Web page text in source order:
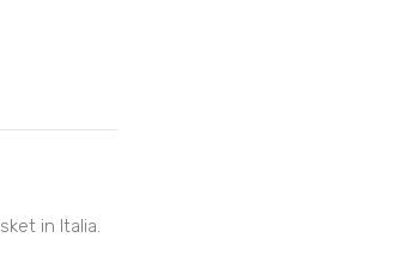
in Italia.